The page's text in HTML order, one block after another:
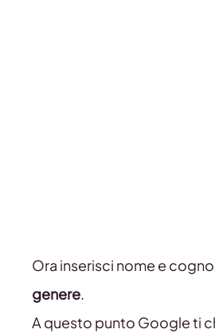
Ora inserisci nome e
genere.
A questo punto Google ti